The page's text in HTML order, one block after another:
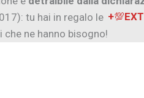
tu hai in regalo le +💯
che ne hanno bisogno!